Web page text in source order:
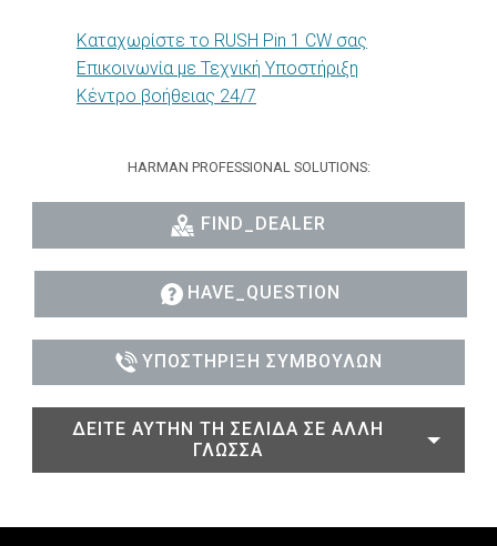
Καταχωρίστε το RUSH Pin 1 CW σας
Επικοινωνία με Τεχνική Υποστήριξη
Κέντρο βοήθειας 24/7
HARMAN PROFESSIONAL SOLUTIONS:
FIND_DEALER
HAVE_QUESTION
ΥΠΟΣΤΉΡΙΞΗ ΣΥΜΒΟΎΛΩΝ
ΔΕΊΤΕ ΑΥΤΉΝ ΤΗ ΣΕΛΊΔΑ ΣΕ ΆΛΛΗ
ΓΛΏΣΣΑ